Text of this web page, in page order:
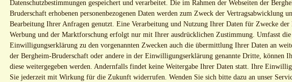
Datenschutzbestimmungen gespeichert und verarbeitet. Die im Rahmen der Webseiten der
Bruderschaft erhobenen personenbezogenen Daten werden zum Zweck der Vertragsabwicklung
Bearbeitung Ihrer Anfragen genutzt. Eine Verarbeitung und Nutzung Ihrer Daten für Zwecke der
Werbung und der Marktforschung erfolgt nur mit Ihrer ausdrücklichen Zustimmung. Umfasst die
Einwilligungserklärung zu den vorgenannten Zwecken auch die übermittlung Ihrer Daten an
der Bergheim-Bruderschaft oder andere in der Einwilligungserklärung genannte Dritte, können
diese weitergegeben werden. Andernfalls findet keine Weitergabe Ihrer Daten statt. Ihre
Sie jederzeit mit Wirkung für die Zukunft widerrufen. Wenden Sie sich bitte dazu an unser